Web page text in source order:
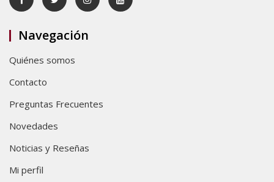
Navegación
Quiénes somos
Contacto
Preguntas Frecuentes
Novedades
Noticias y Reseñas
Mi perfil